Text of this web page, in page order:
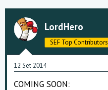
LordHero
SEF Top Contributors
12 Set 2014
COMING SOON: